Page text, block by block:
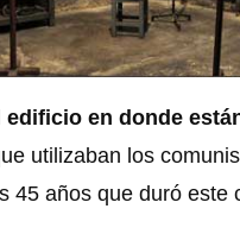
edificio en donde
utilizaban los
45 años que duró este